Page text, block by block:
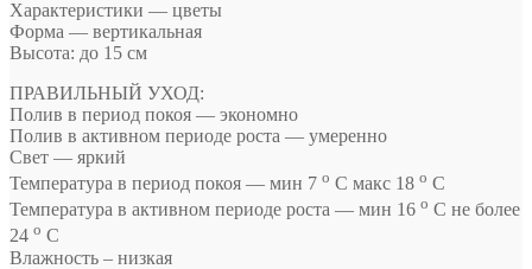
Характеристики — цветы
Форма — вертикальная
Высота: до 15 см
ПРАВИЛЬНЫЙ УХОД:
Полив в период покоя — экономно
Полив в активном периоде роста — умеренно
Свет — яркий
Температура в период покоя — мин 7 о С макс 18 о С
Температура в активном периоде роста — мин 16 о С не более
24 о С
Влажность – низкая